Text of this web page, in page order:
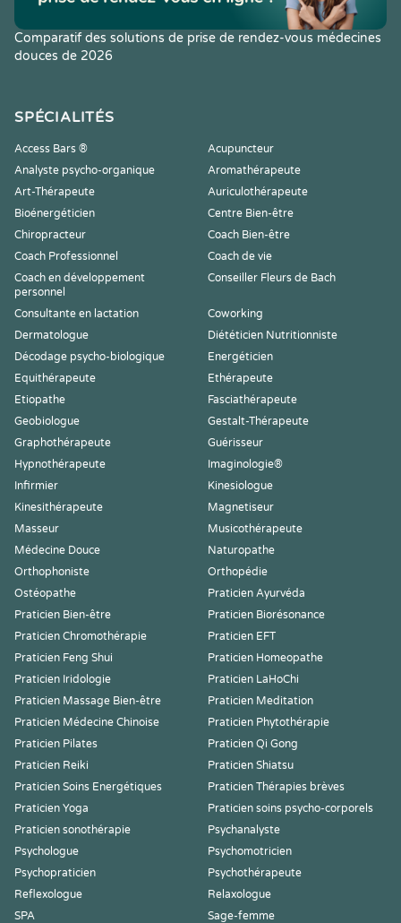
Comparatif des solutions de prise de rendez-vous médecines
douces de 2026
SPÉCIALITÉS
Access Bars ®
Acupuncteur
Analyste psycho-organique
Aromathérapeute
Art-Thérapeute
Auriculothérapeute
Bioénergéticien
Centre Bien-être
Chiropracteur
Coach Bien-être
Coach Professionnel
Coach de vie
Coach en développement
personnel
Conseiller Fleurs de Bach
Consultante en lactation
Coworking
Dermatologue
Diététicien Nutritionniste
Décodage psycho-biologique
Energéticien
Equithérapeute
Ethérapeute
Etiopathe
Fasciathérapeute
Geobiologue
Gestalt-Thérapeute
Graphothérapeute
Guérisseur
Hypnothérapeute
Imaginologie®
Infirmier
Kinesiologue
Kinesithérapeute
Magnetiseur
Masseur
Musicothérapeute
Médecine Douce
Naturopathe
Orthophoniste
Orthopédie
Ostéopathe
Praticien Ayurvéda
Praticien Bien-être
Praticien Biorésonance
Praticien Chromothérapie
Praticien EFT
Praticien Feng Shui
Praticien Homeopathe
Praticien Iridologie
Praticien LaHoChi
Praticien Massage Bien-être
Praticien Meditation
Praticien Médecine Chinoise
Praticien Phytothérapie
Praticien Pilates
Praticien Qi Gong
Praticien Reiki
Praticien Shiatsu
Praticien Soins Energétiques
Praticien Thérapies brèves
Praticien Yoga
Praticien soins psycho-corporels
Praticien sonothérapie
Psychanalyste
Psychologue
Psychomotricien
Psychopraticien
Psychothérapeute
Reflexologue
Relaxologue
SPA
Sage-femme